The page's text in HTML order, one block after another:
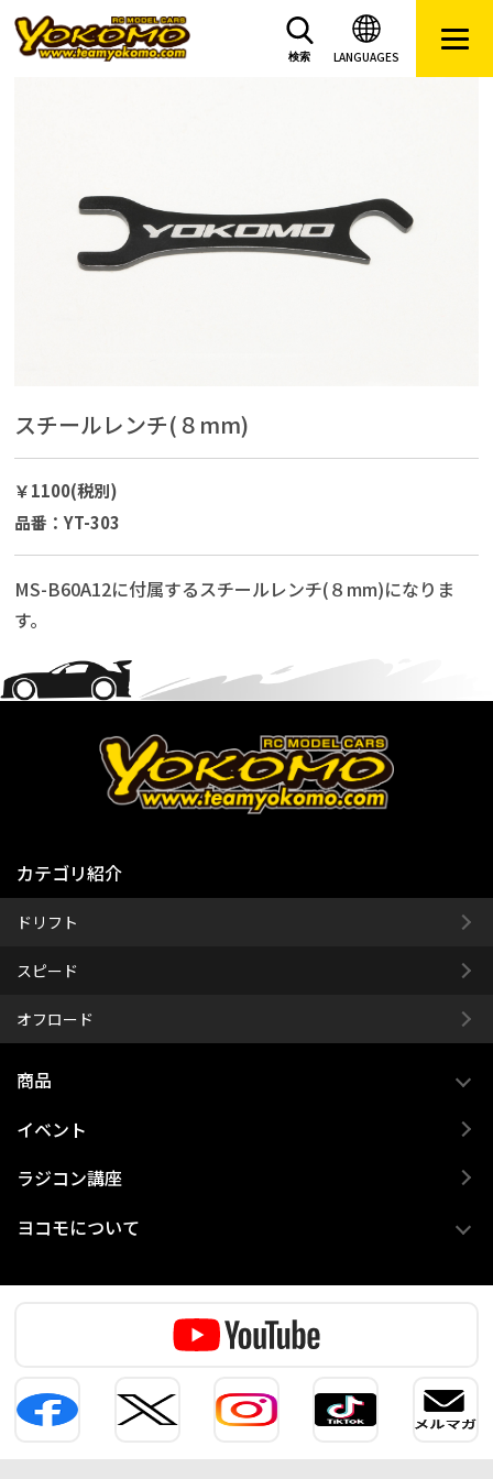
LANGUAGES
検索
スチールレンチ(８mm)
￥1100(税別)
品番：YT-303
MS-B60A12に付属するスチールレンチ(８mm)になりま
す。
カテゴリ紹介
ドリフト
スピード
オフロード
商品
イベント
ラジコン講座
ヨコモについて